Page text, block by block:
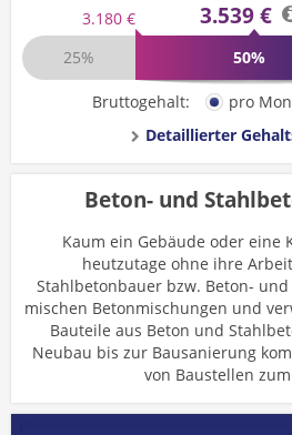
3.180 € 3.539 €
25%
50%
Bruttogehalt: pro
Detaillierter
Beton- und
Kaum ein Gebäude oder eine
heutzutage ohne ihre
Stahlbetonbauer bzw. Beton-
mischen Betonmischungen und
Bauteile aus Beton und
Neubau bis zur Bausanierung
von Baustellen